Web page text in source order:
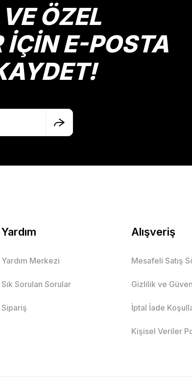
ÖZEL
İÇİN E-POSTA
Yardım
Yardım Merkezi
Sık Sorulan Sorular
Sipariş
Alışveriş
Mesafeli Satış
Gizlilik ve
İptal İade
Kişisel Veriler